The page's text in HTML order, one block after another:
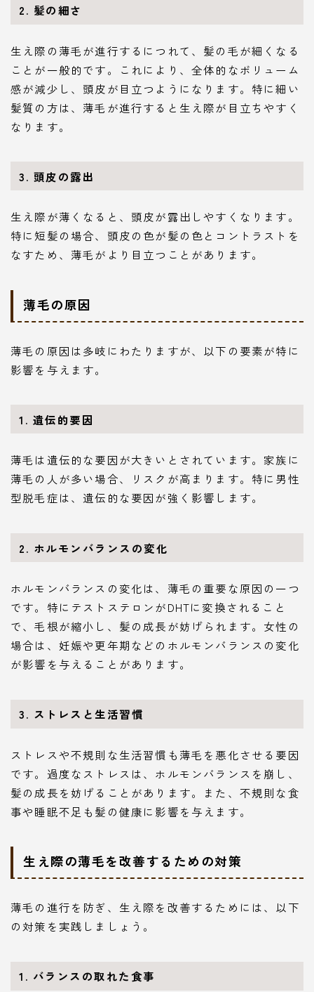
2. 髪の細さ
生え際の薄毛が進行するにつれて、髪の毛が細くなる
ことが一般的です。これにより、全体的なボリューム
感が減少し、頭皮が目立つようになります。特に細い
髪質の方は、薄毛が進行すると生え際が目立ちやすく
なります。
3. 頭皮の露出
生え際が薄くなると、頭皮が露出しやすくなります。
特に短髪の場合、頭皮の色が髪の色とコントラストを
なすため、薄毛がより目立つことがあります。
薄毛の原因
薄毛の原因は多岐にわたりますが、以下の要素が特に
影響を与えます。
1. 遺伝的要因
薄毛は遺伝的な要因が大きいとされています。家族に
薄毛の人が多い場合、リスクが高まります。特に男性
型脱毛症は、遺伝的な要因が強く影響します。
2. ホルモンバランスの変化
ホルモンバランスの変化は、薄毛の重要な原因の一つ
です。特にテストステロンがDHTに変換されること
で、毛根が縮小し、髪の成長が妨げられます。女性の
場合は、妊娠や更年期などのホルモンバランスの変化
が影響を与えることがあります。
3. ストレスと生活習慣
ストレスや不規則な生活習慣も薄毛を悪化させる要因
です。過度なストレスは、ホルモンバランスを崩し、
髪の成長を妨げることがあります。また、不規則な食
事や睡眠不足も髪の健康に影響を与えます。
生え際の薄毛を改善するための対策
薄毛の進行を防ぎ、生え際を改善するためには、以下
の対策を実践しましょう。
1. バランスの取れた食事